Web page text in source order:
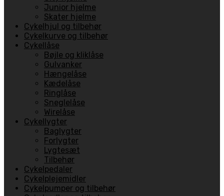
Junior hjelme
Skater hjelme
Cykelhjul og tilbehør
Cykelkurve og tilbehør
Cykellåse
Bøjle og kliklåse
Gulvanker
Hængelåse
Kædelåse
Ringlåse
Sneglelåse
Wirelåse
Cykellygter
Baglygter
Forlygter
Lygtesæt
Tilbehør
Cykelpedaler
Cykelplejemidler
Cykelpumper og tilbehør